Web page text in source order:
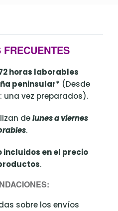
FRECUENTES
horas laborables
peninsular* (Desde
una vez preparados).
delunes a viernes
.
incluidos en el precio
.
sobre los envíos